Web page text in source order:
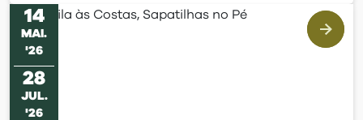
14
MAI .
'26
28
JUL.
'26